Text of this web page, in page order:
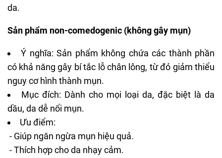
da.
Sản phẩm non-comedogenic (không gây mụn)
Ý nghĩa: Sản phẩm không chứa các thành phần
có khả năng gây bí tắc lỗ chân lông, từ đó giảm thiểu
nguy cơ hình thành mụn.
Mục đích: Dành cho mọi loại da, đặc biệt là da
dầu, da dễ nổi mụn.
Ưu điểm:
- Giúp ngăn ngừa mụn hiệu quả.
- Thích hợp cho da nhạy cảm.